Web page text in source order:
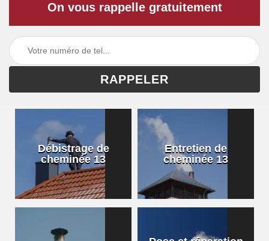
On vous rappelle gratuitement
Débistrage de
cheminée 13
Entretien de
cheminée 13